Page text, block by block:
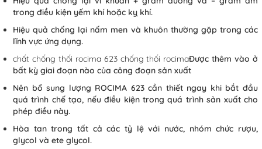
trong điều kiện yếm khí hoặc kỵ khí.
Hiệu quả chống lại nấm men và khuôn thường gặp trong các
lĩnh vực ứng dụng.
chất chống thối rocima 623 chống thối rocimaĐược thêm vào ở
bất kỳ giai đoạn nào của công đoạn sản xuất
Nên bổ sung lượng ROCIMA 623 cần thiết ngay khi bắt đầu
quá trình chế tạo, nếu điều kiện trong quá trình sản xuất cho
phép điều này.
Hòa tan trong tất cả các tỷ lệ với nước, nhóm chức rượu,
glycol và ete glycol.